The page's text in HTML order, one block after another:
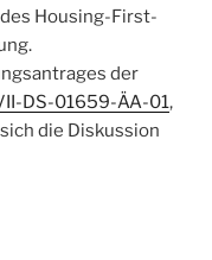
Housing-First-
der
DS-01659-ÄA-01,
die Diskussion